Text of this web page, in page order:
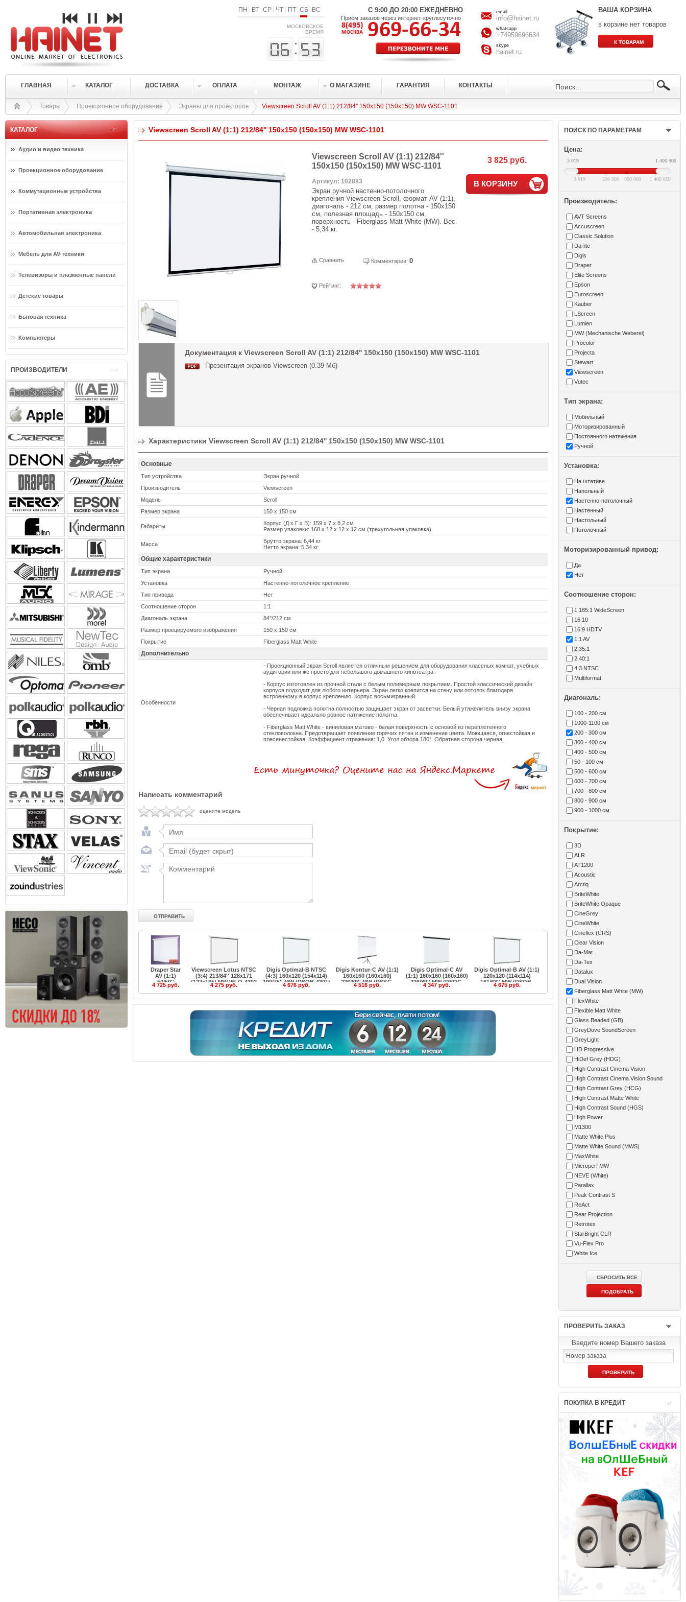
ПН ВТ СР ЧТ ПТ СБ ВС
МОСКОВСКОЕ
ВРЕМЯ
С 9:00 ДО 20:00 ЕЖЕДНЕВНО
Приём заказов через интернет-круглосуточно
email
info@hainet.ru
whatsapp
+74959696634
skype
hainet.ru
ВАША КОРЗИНА
в корзине нет товаров
ГЛАВНАЯ КАТАЛОГ ДОСТАВКА ОПЛАТА МОНТАЖ О МАГАЗИНЕ ГАРАНТИЯ КОНТАКТЫ
Товары Проекционное оборудование Экраны для проекторов Viewscreen Scroll AV (1:1) 212/84'' 150x150 (150x150) MW WSC-1101
КАТАЛОГ
Аудио и видео техника
Проекционное оборудование
Коммутационные устройства
Портативная электроника
Автомобильная электроника
Мебель для AV-техники
Телевизоры и плазменные панели
Детские товары
Бытовая техника
Компьютеры
ПРОИЗВОДИТЕЛИ
Viewscreen Scroll AV (1:1) 212/84'' 150x150 (150x150) MW WSC-1101
Viewscreen Scroll AV (1:1) 212/84''
150x150 (150x150) MW WSC-1101
Артикул: 102883
Экран ручной настенно-потолочного
крепления Viewscreen Scroll, формат AV (1:1),
диагональ - 212 см, размер полотна - 150x150
см, полезная площадь - 150x150 см,
поверхность - Fiberglass Matt White (MW). Вес
- 5,34 кг.
Сравнить Комментарии: 0
Рейтинг:
3 825 руб.
В КОРЗИНУ
Документация к Viewscreen Scroll AV (1:1) 212/84'' 150x150 (150x150) MW WSC-1101
Презентация экранов Viewscreen (0.39 Мб)
Характеристики Viewscreen Scroll AV (1:1) 212/84'' 150x150 (150x150) MW WSC-1101
Основные
Тип устройства
Экран ручной
Производитель
Viewscreen
Модель
Scroll
Размер экрана
150 x 150 см
Габариты
Корпус (Д х Г х В): 159 х 7 x 8,2 см
Размер упаковки: 168 x 12 x 12 x 12 см (трехугольная упаковка)
Масса
Брутто экрана: 6,44 кг
Нетто экрана: 5,34 кг
Общие характеристики
Тип экрана
Ручной
Установка
Настенно-потолочное крепление
Тип привода
Нет
Соотношение сторон
1:1
Диагональ экрана
84''/212 см
Размер проецируемого изображения
150 x 150 см
Покрытие
Fiberglass Matt White
Дополнительно
Особенности
- Проекционный экран Scroll является отличным решением для оборудования классных комнат, учебных
аудитории или же просто для небольшого домашнего кинотеатра.
- Корпус изготовлен из прочной стали с белым полимерным покрытием. Простой классический дизайн
корпуса подходит для любого интерьера. Экран легко крепится на стену или потолок благодаря
встроенному в корпус креплению. Корпус восьмигранный.
- Черная подложка полотна полностью защищает экран от засветки. Белый утяжелитель внизу экрана
обеспечивает идеально ровное натяжение полотна.
- Fiberglass Matt White - виниловая матово - белая поверхность с основой из переплетенного
стекловолокна. Предотвращает появление горячих пятен и изменение цвета. Моющаяся, огнестойкая и
плесенестойкая. Коэффициент отражения: 1,0. Угол обзора 180°. Обратная сторона черная.
Написать комментарий
оцените модель
Draper Star
AV (1:1)
50/50''
127x127 MW
4 725 руб.
Viewscreen Lotus NTSC
(3:4) 213/84'' 128x171
(122x165) MW WLO-4302
4 275 руб.
Digis Optimal-B NTSC
(4:3) 160x120 (154x114)
190/75'' MW (DSOB-4301)
4 676 руб.
Digis Kontur-C AV (1:1)
160x160 (160x160)
226/89'' MW (DSKC-
1101)
4 516 руб.
Digis Optimal-C AV
(1:1) 160x160 (160x160)
226/89'' MW (DSOC-
1101)
4 347 руб.
Digis Optimal-B AV (1:1)
120x120 (114x114)
161/63'' MW (DSOB-
1101)
4 675 руб.
ПОИСК ПО ПАРАМЕТРАМ
Цена:
3 019 1 400 900
3 019 1 400 850
500 000 900 000
Производитель:
AVT Screens
Accuscreen
Classic Solution
Da-lite
Digis
Draper
Elite Screens
Epson
Euroscreen
Kauber
LScreen
Lumien
MW (Mechanische Weberei)
Procolor
Projecta
Stewart
Viewscreen
Vutec
Тип экрана:
Мобильный
Моторизированный
Постоянного натяжения
Ручной
Установка:
На штативе
Напольный
Настенно-потолочный
Настенный
Настольный
Потолочный
Моторизированный привод:
Да
Нет
Соотношение сторон:
1.185:1 WideScreen
16:10
16:9 HDTV
1:1 AV
2.35:1
2.40:1
4:3 NTSC
Multiformat
Диагональ:
100 - 200 см
1000-1100 см
200 - 300 см
300 - 400 см
400 - 500 см
50 - 100 см
500 - 600 см
600 - 700 см
700 - 800 см
800 - 900 см
900 - 1000 см
Покрытие:
3D
ALR
AT1200
Acoustic
Arctiq
BriteWhite
BriteWhite Opaque
CineGrey
CineWhite
Cineflex (CRS)
Clear Vision
Da-Mat
Da-Tex
Datalux
Dual Vision
Fiberglass Matt White (MW)
FlexWhite
Flexible Matt White
Glass Beaded (GB)
GreyDove SoundScreen
GreyLight
HD Progressive
HiDef Grey (HDG)
High Contrast Cinema Vision
High Contrast Cinema Vision Sound
High Contrast Grey (HCG)
High Contrast Matte White
High Contrast Sound (HGS)
High Power
M1300
Matte White Plus
Matte White Sound (MWS)
MaxWhite
Microperf MW
NEVE (White)
Parallax
Peak Contrast S
ReAct
Rear Projection
Retrotex
StarBright CLR
Vu-Flex Pro
White Ice
ПРОВЕРИТЬ ЗАКАЗ
Введите номер Вашего заказа
ПОКУПКА В КРЕДИТ